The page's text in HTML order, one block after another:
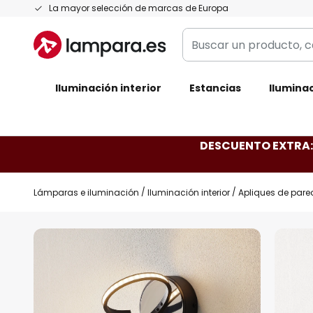
La mayor selección de marcas de Europa
Ir
contenido
Buscar
un
categoría,
Iluminación interior Estancias
DESCUENTO
Lámparas e iluminación Iluminación interior Apliques de
Saltar